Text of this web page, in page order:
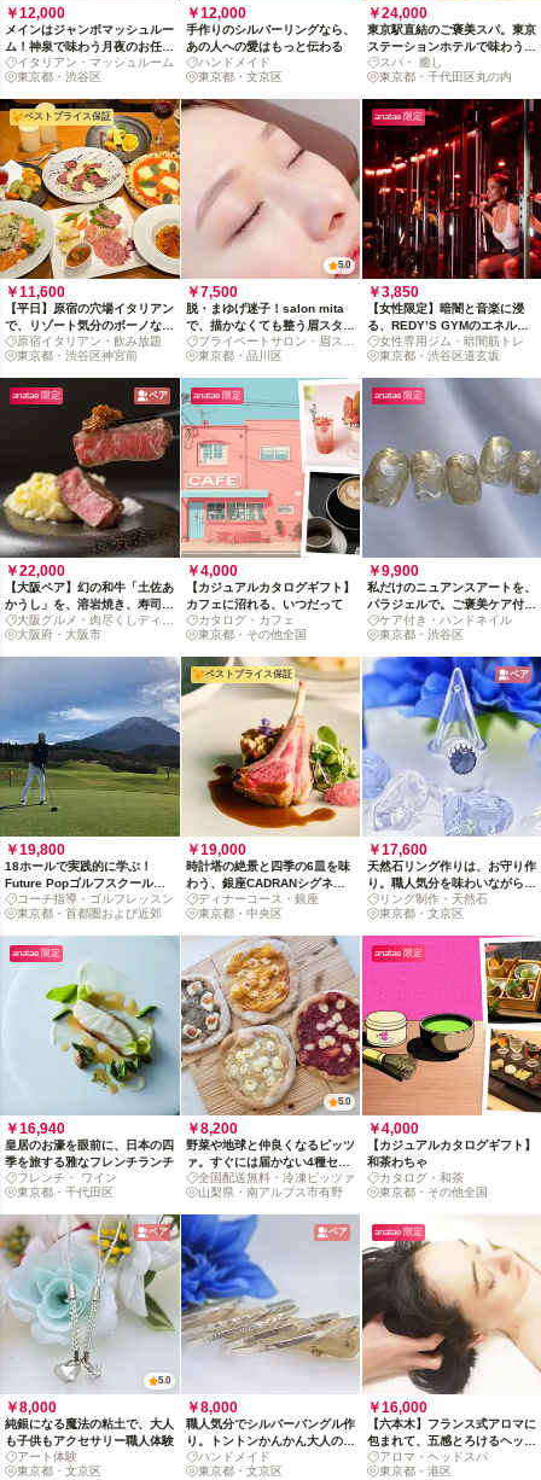
￥12,000
メインはジャンボマッシュルー
ム！神泉で味わう月夜のお任せ
コース
イタリアン・マッシュルーム
東京都・渋谷区
￥12,000
手作りのシルバーリングなら、
あの人への愛はもっと伝わる
ハンドメイド
東京都・文京区
￥24,000
東京駅直結のご褒美スパ。東京
ステーションホテルで味わう、
癒しのサウナ×エステ体験
スパ・ 癒し
東京都・千代田区丸の内
ベストプライス保証
￥11,600
【平日】原宿の穴場イタリアン
で、リゾート気分のボーノな宴
（2名〜／飲み放題付）
原宿イタリアン・飲み放題
東京都・渋谷区神宮前
5.0
￥7,500
脱・まゆげ迷子！salon mita
で、描かなくても整う眉スタイ
リング
プライベートサロン・眉スタ
イリング
東京都・品川区
anatae 限定
￥3,850
【女性限定】暗闇と音楽に浸
る、REDY’S GYMのエネルギ
ッシュな筋トレ時間
女性専用ジム・暗闇筋トレ
東京都・渋谷区道玄坂
anatae 限定 ペア
￥22,000
【大阪ペア】幻の和牛「土佐あ
かうし」を、溶岩焼き、寿司、
パスタで味わう上等ディナー
*1名様/3名様以上は別ページあ
り
大阪グルメ・肉尽くしディナ
ー
大阪府・大阪市
anatae 限定
￥4,000
【カジュアルカタログギフト】
カフェに沼れる、いつだって
カタログ・カフェ
東京都・その他全国
anatae 限定
￥9,900
私だけのニュアンスアートを、
パラジェルで。ご褒美ケア付ネ
イル体験
ケア付き・ハンドネイル
東京都・渋谷区
￥19,800
18ホールで実践的に学ぶ！
Future Popゴルフスクールの
コーチ帯同秘密特訓
コーチ指導・ゴルフレッスン
東京都・首都圏および近郊
ベストプライス保証
￥19,000
時計塔の絶景と四季の6皿を味
わう、銀座CADRANシグネチ
ャーコース
ディナーコース・銀座
東京都・中央区
ペア
￥17,600
天然石リング作りは、お守り作
り。職人気分を味わいながら運
気までUP!?
リング制作・天然石
東京都・文京区
anatae 限定
￥16,940
皇居のお濠を眼前に、日本の四
季を旅する雅なフレンチランチ
フレンチ・ ワイン
東京都・千代田区
5.0
￥8,200
野菜や地球と仲良くなるピッツ
ァ。すぐには届かない4種セッ
トで未来に貢献
全国配送無料・冷凍ピッツァ
山梨県・南アルプス市有野
anatae 限定
￥4,000
【カジュアルカタログギフト】
和茶わちゃ
カタログ・和茶
東京都・その他全国
ペア
5.0
￥8,000
純銀になる魔法の粘土で、大人
も子供もアクセサリー職人体験
アート体験
東京都・文京区
ペア
￥8,000
職人気分でシルバーバングル作
り。トントンかんかん大人の工
作体験を
ハンドメイド
東京都・文京区
anatae 限定
￥16,000
【六本木】フランス式アロマに
包まれて、五感とろけるヘッド
スパ（お土産付）
アロマ・ヘッドスパ
東京都・港区